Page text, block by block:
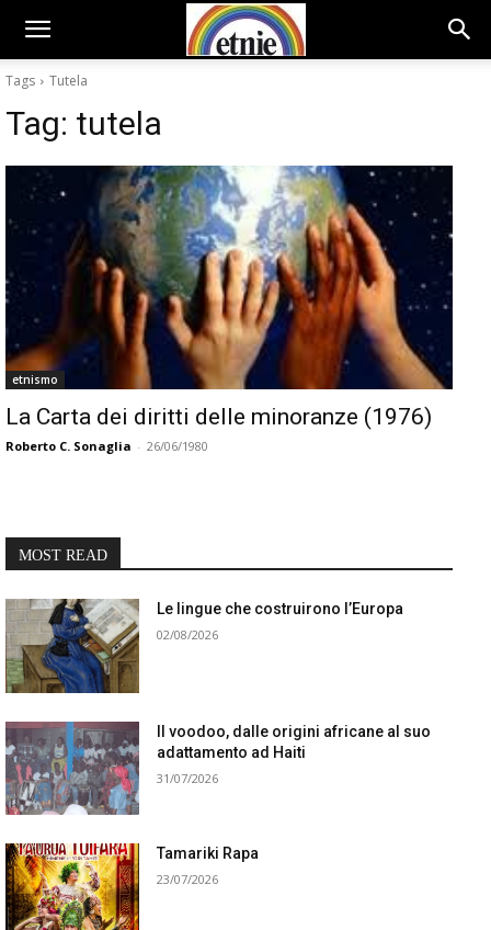
Tags Tutela
Tag: tutela
etnismo
La Carta dei diritti delle minoranze (1976)
Roberto C. Sonaglia - 26/06/1980
MOST READ
Le lingue che costruirono l’Europa
02/08/2026
Il voodoo, dalle origini africane al suo
adattamento ad Haiti
31/07/2026
Tamariki Rapa
23/07/2026